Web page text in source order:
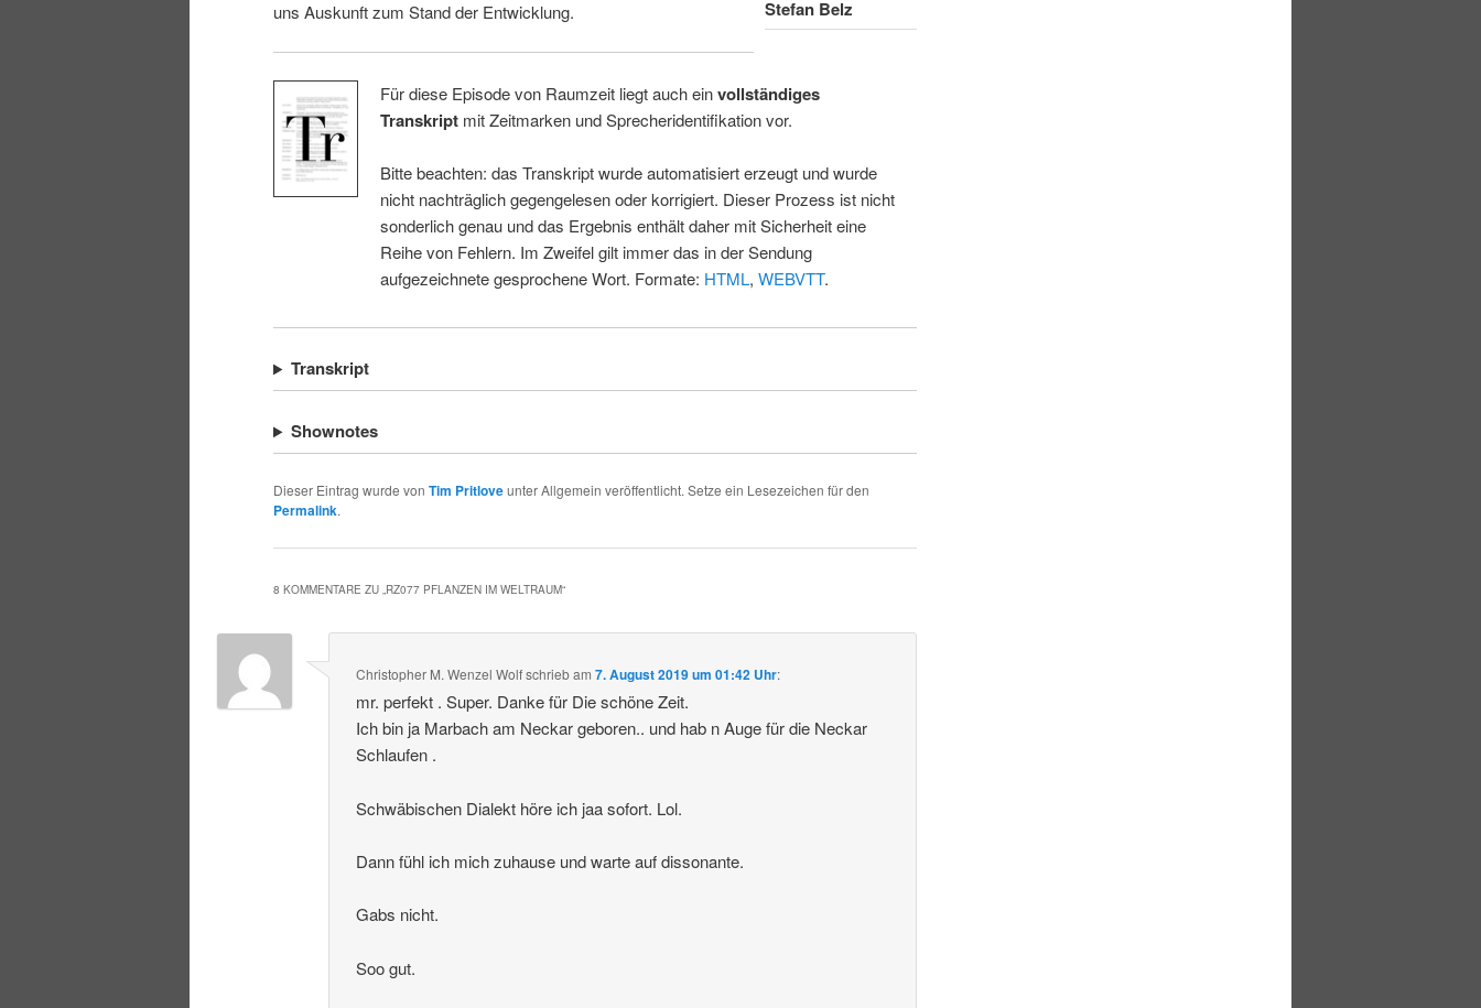
g
e
n
i
n
g
e
Stefan Belz
uns Auskunft zum Stand der Entwicklung.
Für diese Episode von Raumzeit liegt auch einvollständiges
Transkriptmit Zeitmarken und Sprecheridentifikation vor.
Bitte beachten: das Transkript wurde automatisiert erzeugt und wurde
nicht nachträglich gegengelesen oder korrigiert. Dieser Prozess ist nicht
sonderlich genau und das Ergebnis enthält daher mit Sicherheit eine
Reihe von Fehlern. Im Zweifel gilt immer das in der Sendung
aufgezeichnete gesprochene Wort. Formate: HTML, WEBVTT.
Transkript
Shownotes
Dieser Eintrag wurde von Tim Pritloveunter Allgemein veröffentlicht. Setze ein Lesezeichen für den
Permalink.
8 KOMMENTARE ZU „RZ077 PFLANZEN IM WELTRAUM“
Christopher M. Wenzel Wolfschriebam7. August 2019 um 01:42 Uhr:
mr. perfekt . Super. Danke für Die schöne Zeit.
Ich bin ja Marbach am Neckar geboren.. und hab n Auge für die Neckar
Schlaufen .
Schwäbischen Dialekt höre ich jaa sofort. Lol.
Dann fühl ich mich zuhause und warte auf dissonante.
Gabs nicht.
Soo gut.